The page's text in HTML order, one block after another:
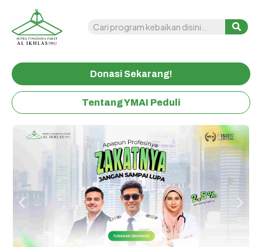
Sudahkah Anda Berbagi Hari Ini ?
Donasi Sekarang!
Tentang YMAI Peduli